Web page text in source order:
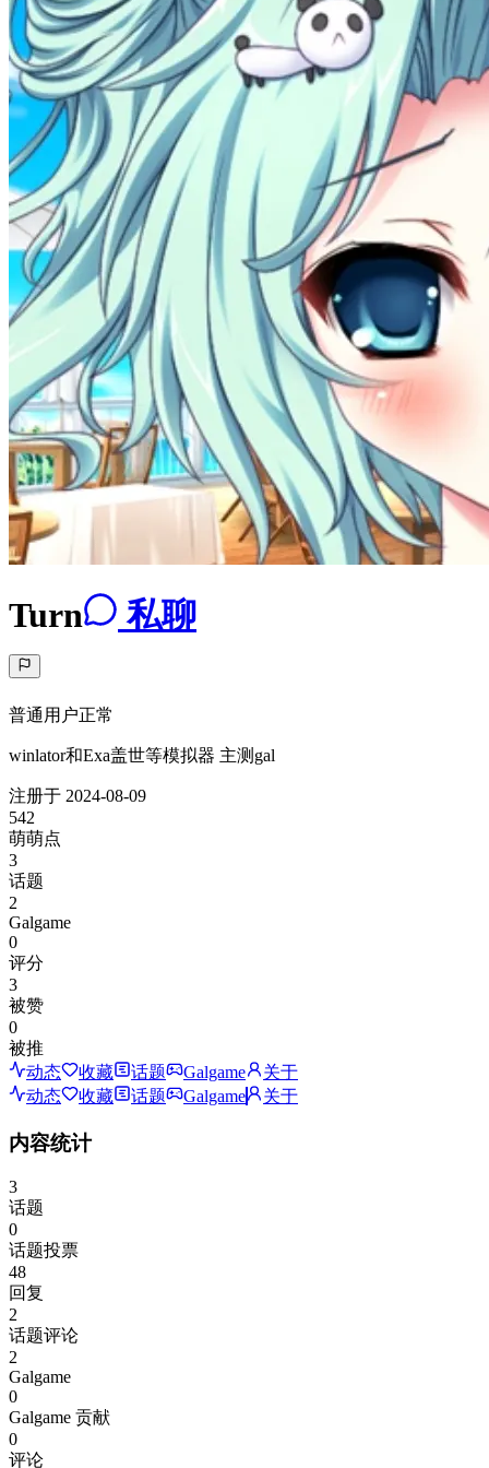
Turn 私聊
普通用户正常
winlator和Exa盖世等模拟器 主测gal
注册于 2024-08-09
542
萌萌点
3
话题
2
Galgame
0
评分
3
被赞
0
被推
动态
收藏 话题 Galgame
关于
动态
收藏 话题 Galgame 关于
内容统计
3
话题
0
话题投票
48
回复
2
话题评论
2
Galgame
0
Galgame 贡献
0
评论